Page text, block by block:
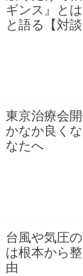
ギンス』と
と語る【対談
東京治療会
かなか良く
なたへ
台風や気圧
は根本から
由